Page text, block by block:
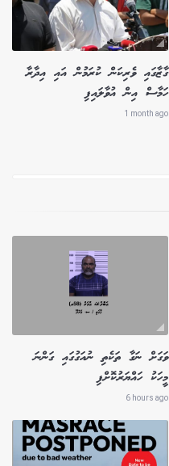
ގާޒާގައި ވެރިކަން ކުރަމުން އައި އިދާރާ
ހަމާސް އިން އުވާލައިފި
1 month ago
ވަގަށް ނަގާ ތަކެތި ނުއަގުގައި ގަންނަ
މީހަކު ހައްޔަރުކޮށްފި
6 hours ago